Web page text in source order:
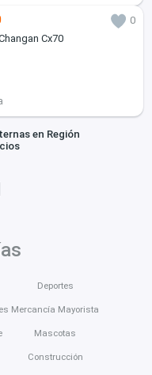
0
Cx70
en Región
Deportes
Mercancía Mayorista
Mascotas
Construcción